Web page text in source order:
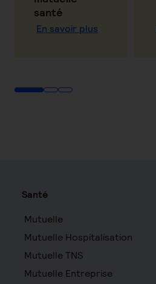
santé
En savoir plus
Santé
Mutuelle
Mutuelle Hospitalisation
Mutuelle TNS
Mutuelle Entreprise